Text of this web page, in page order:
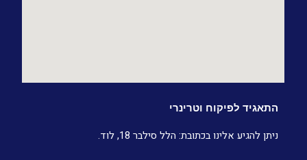
התאגיד לפיקוח וטרינרי
ניתן להגיע אלינו בכתובת: הלל סילבר 18, לוד.